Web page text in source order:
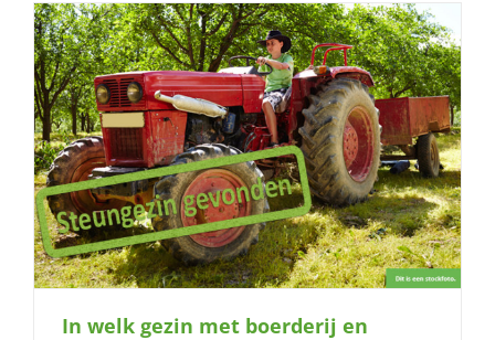
In welk gezin met boerderij en